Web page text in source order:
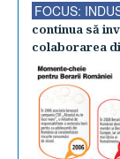
FOCUS:
continua să
colaborarea